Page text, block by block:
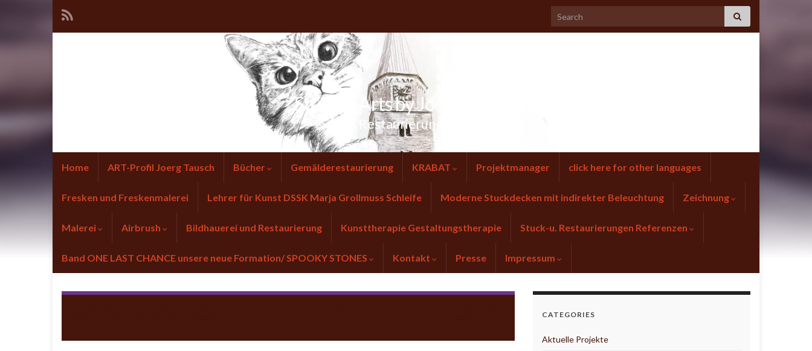
Stuck 'n Arts by Joerg Tausch
Stuck, Restaurierung & Kunst
Home ART-Profil Joerg Tausch Bücher Gemälderestaurierung KRABAT Projektmanager click here for other languages
Fresken und Freskenmalerei Lehrer für Kunst DSSK Marja Grollmuss Schleife Moderne Stuckdecken mit indirekter Beleuchtung Zeichnung
Malerei Airbrush Bildhauerei und Restaurierung Kunsttherapie Gestaltungstherapie Stuck-u. Restaurierungen Referenzen
Band ONE LAST CHANCE unsere neue Formation/ SPOOKY STONES Kontakt Presse Impressum
CATEGORIES
Aktuelle Projekte